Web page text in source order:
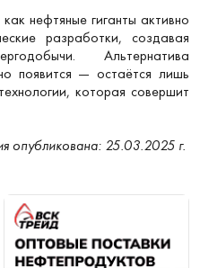
нефтяные гиганты активно
разработки, создавая
Альтернатива
появится — остаётся лишь
которая совершит
опубликована: 25.03.2025 г.